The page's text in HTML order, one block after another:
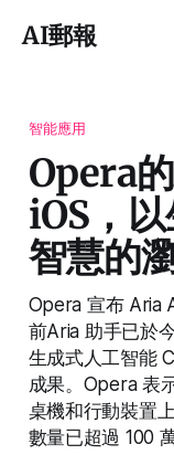
AI郵報
智能應用
Opera
iOS，
智慧的
Opera 宣布 Aria
前Aria 助手已於
生成式人工智能
成果。Opera 表
桌機和行動裝置
數量已超過 100 萬